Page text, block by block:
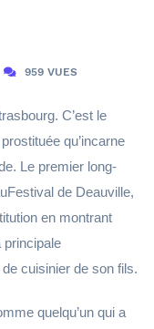
959 VUES
C’est le
qu’incarne
Le premier long-
de Deauville,
en montrant
principale
cuisinier de son fils.
quelqu’un qui a